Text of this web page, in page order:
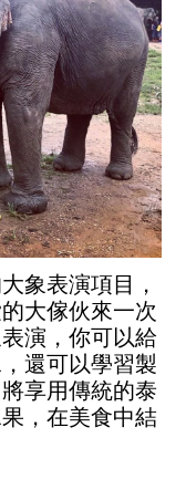
象表演項目，
大傢伙來一次
演，你可以給
還可以學習製
享用傳統的泰
，在美食中結